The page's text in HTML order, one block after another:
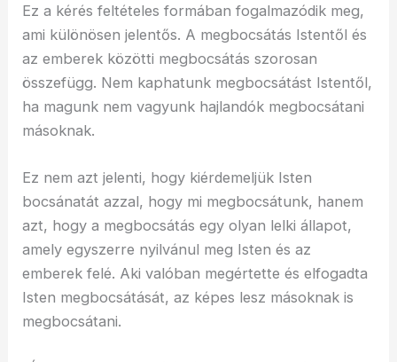
Ez a kérés feltételes formában fogalmazódik meg,
ami különösen jelentős. A megbocsátás Istentől és
az emberek közötti megbocsátás szorosan
összefügg. Nem kaphatunk megbocsátást Istentől,
ha magunk nem vagyunk hajlandók megbocsátani
másoknak.
Ez nem azt jelenti, hogy kiérdemeljük Isten
bocsánatát azzal, hogy mi megbocsátunk, hanem
azt, hogy a megbocsátás egy olyan lelki állapot,
amely egyszerre nyilvánul meg Isten és az
emberek felé. Aki valóban megértette és elfogadta
Isten megbocsátását, az képes lesz másoknak is
megbocsátani.